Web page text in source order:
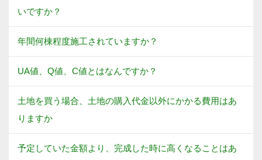
いですか？
年間何棟程度施工されていますか？
UA値、Q値、C値とはなんですか？
土地を買う場合、土地の購入代金以外にかかる費用はあ
りますか
予定していた金額より、完成した時に高くなることはあ